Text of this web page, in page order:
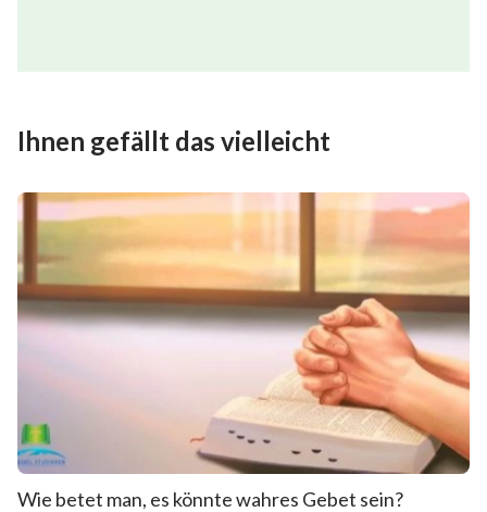
Ihnen gefällt das vielleicht
Wie betet man, es könnte wahres Gebet sein?